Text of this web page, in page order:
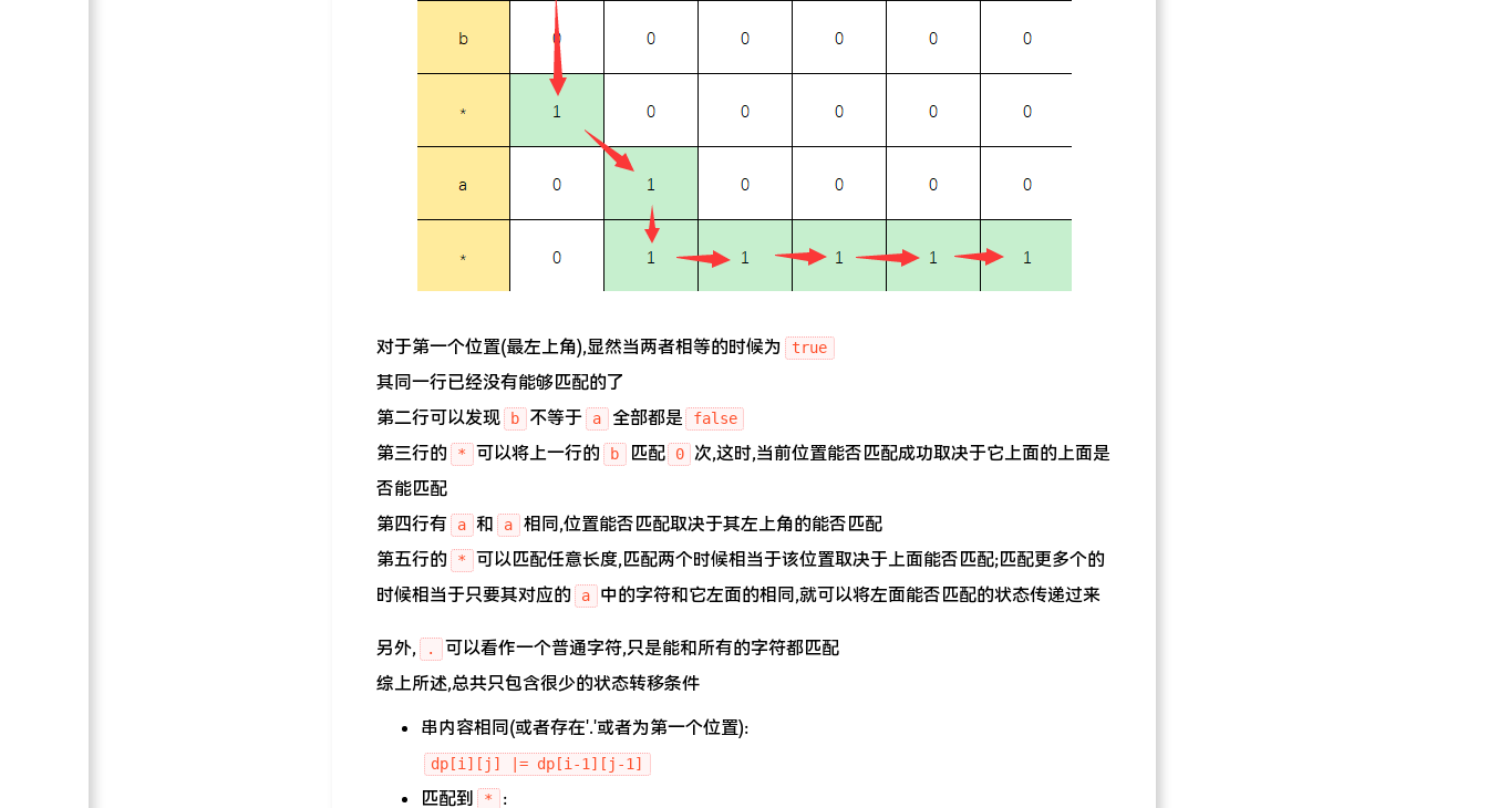
对于第一个位置(最左上角),显然当两者相等的时候为 true
其同一行已经没有能够匹配的了
第二行可以发现
b 不等于 a 全部都是 false
第三行的 * 可以将上一行的 b 匹配 0 次,这时,当前位置能否匹配成功取决于它上面的上面是
否能匹配
第四行有
a 和 a
相同,位置能否匹配取决于其左上角的能否匹配
第五行的
*
可以匹配任意长度,匹配两个时候相当于该位置取决于上面能否匹配;匹配更多个的
时候相当于只要其对应的
a 中的字符和它左面的相同,就可以将左面能否匹配的状态传递过来
另外, .
可以看作一个普通字符,只是能和所有的字符都匹配
综上所述,总共只包含很少的状态转移条件
串内容相同(或者存在'.'或者为第一个位置):
dp[i][j] |= dp[i-1][j-1]
匹配到 * :